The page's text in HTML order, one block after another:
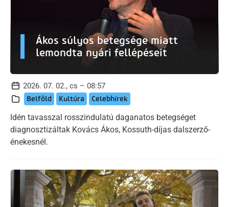
Ákos súlyos betegsége miatt
lemondta nyári fellépéseit
2026. 07. 02., cs – 08:57
Belföld Kultúra Celebhírek
Idén tavasszal rosszindulatú daganatos betegséget
diagnosztizáltak Kovács Ákos, Kossuth-díjas dalszerző-
énekesnél.